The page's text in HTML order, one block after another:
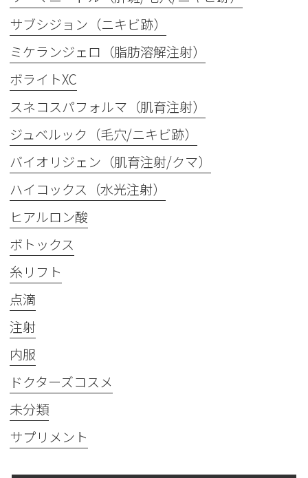
サブシジョン（ニキビ跡）
ミケランジェロ（脂肪溶解注射）
ボライトXC
スネコスパフォルマ（肌育注射）
ジュベルック（毛穴/ニキビ跡）
バイオリジェン（肌育注射/クマ）
ハイコックス（水光注射）
ヒアルロン酸
ボトックス
糸リフト
点滴
注射
内服
ドクターズコスメ
未分類
サプリメント